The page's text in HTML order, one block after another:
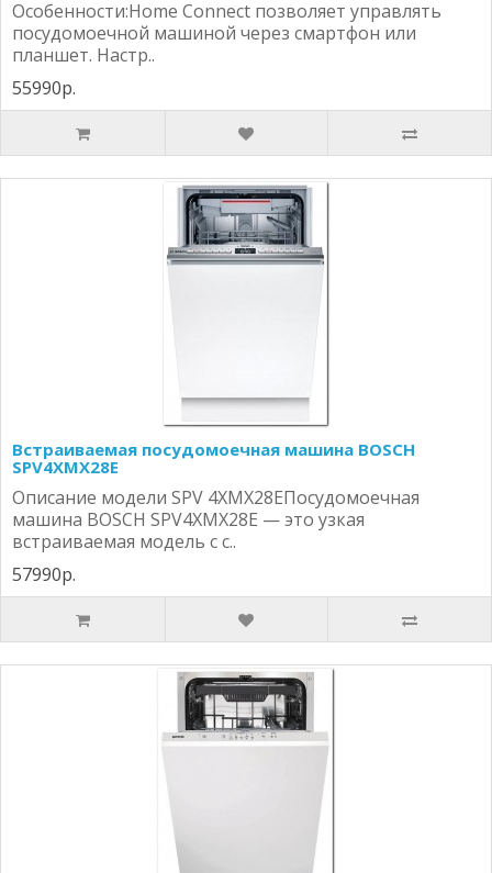
Особенности:Home Connect позволяет управлять
посудомоечной машиной через смартфон или
планшет. Настр..
55990р.
Встраиваемая посудомоечная машина BOSCH
SPV4XMX28E
Описание модели SPV 4XMX28EПосудомоечная
машина BOSCH SPV4XMX28E — это узкая
встраиваемая модель с с..
57990р.